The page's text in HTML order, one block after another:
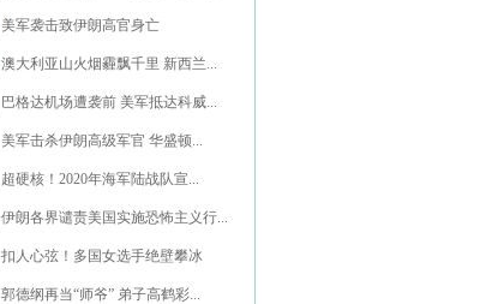
美军袭击致伊朗高官身亡
澳大利亚山火烟霾飘千里 新西兰...
巴格达机场遭袭前 美军抵达科威...
美军击杀伊朗高级军官 华盛顿...
超硬核！2020年海军陆战队宣...
伊朗各界谴责美国实施恐怖主义行...
扣人心弦！多国女选手绝壁攀冰
郭德纲再当“师爷” 弟子高鹤彩...